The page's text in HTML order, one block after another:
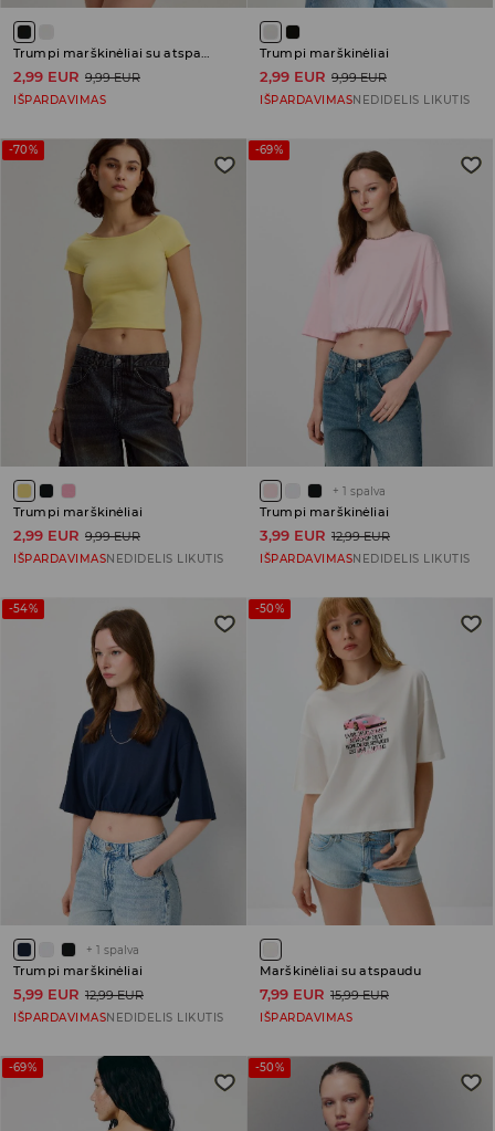
Trumpi marškinėliai su atspaudu
2,99 EUR 9,99 EUR
IŠPARDAVIMAS
Trumpi marškinėliai
2,99 EUR 9,99 EUR
IŠPARDAVIMASNEDIDELIS LIKUTIS
-70%
Trumpi marškinėliai
2,99 EUR 9,99 EUR
IŠPARDAVIMASNEDIDELIS LIKUTIS
-69%
+ 1 spalva
Trumpi marškinėliai
3,99 EUR 12,99 EUR
IŠPARDAVIMASNEDIDELIS LIKUTIS
-54%
+ 1 spalva
Trumpi marškinėliai
5,99 EUR 12,99 EUR
IŠPARDAVIMASNEDIDELIS LIKUTIS
-50%
Marškinėliai su atspaudu
7,99 EUR 15,99 EUR
IŠPARDAVIMAS
-69% -50%